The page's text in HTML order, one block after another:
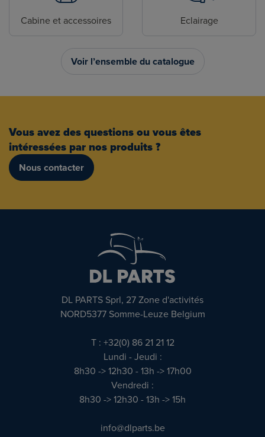
Cabine et accessoires Eclairage
Voir l’ensemble du catalogue
Vous avez des questions ou vous êtes
intéressées par nos produits ?
Nous contacter
DL PARTS Sprl, 27 Zone d'activités
NORD5377 Somme-Leuze Belgium
T : +32(0) 86 21 21 12
Lundi - Jeudi :
8h30 -> 12h30 - 13h -> 17h00
Vendredi :
8h30 -> 12h30 - 13h -> 15h
info@dlparts.be